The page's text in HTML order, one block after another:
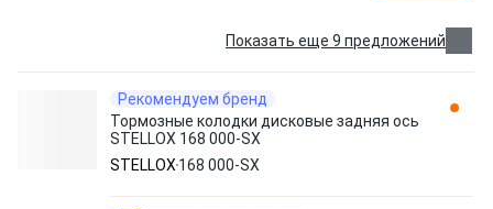
Показать еще 9 предложений
Рекомендуем бренд
Тормозные колодки дисковые задняя ось
STELLOX 168 000-SX
STELLOX 168 000-SX